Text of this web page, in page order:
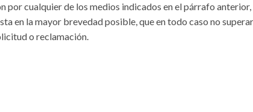
por cualquier de los medios indicados en el párrafo
en la mayor brevedad posible, que en todo caso no
o reclamación.